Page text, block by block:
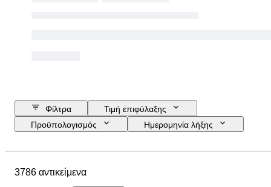
Φίλτρα
Τιμή επιφύλαξης
Προϋπολογισμός
Ημερομηνία λήξης
Αντικείμενο
3786 αντικείμενα